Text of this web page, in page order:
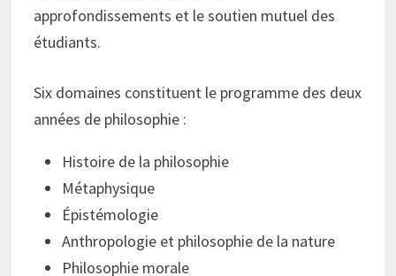
approfondissements et le soutien mutuel des
étudiants.
Six domaines constituent le programme des deux
années de philosophie :
Histoire de la philosophie
Métaphysique
Épistémologie
Anthropologie et philosophie de la nature
Philosophie morale